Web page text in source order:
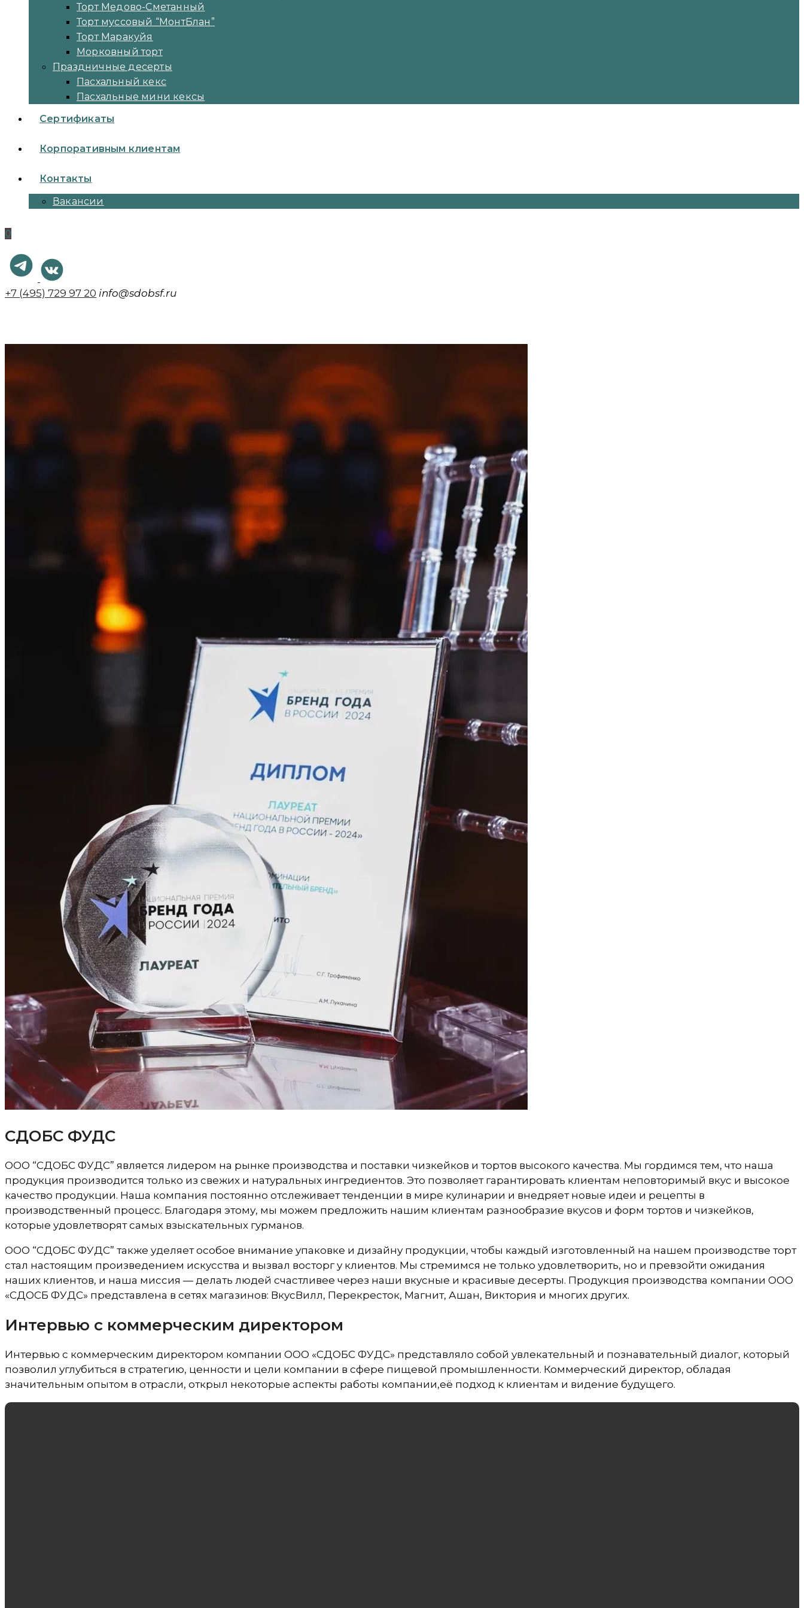
Торт Медово-Сметанный
Торт муссовый “МонтБлан”
Торт Маракуйя
Морковный торт
Праздничные десерты
Пасхальный кекс
Пасхальные мини кексы
Сертификаты
Корпоративным клиентам
Контакты
Вакансии
0
+7 (495) 729 97 20 info@sdobsf.ru
СДОБС ФУДС
ООО “СДОБС ФУДС” является лидером на рынке производства и поставки чизкейков и тортов высокого качества. Мы гордимся тем, что наша
продукция производится только из свежих и натуральных ингредиентов. Это позволяет гарантировать клиентам неповторимый вкус и высокое
качество продукции. Наша компания постоянно отслеживает тенденции в мире кулинарии и внедряет новые идеи и рецепты в
производственный процесс. Благодаря этому, мы можем предложить нашим клиентам разнообразие вкусов и форм тортов и чизкейков,
которые удовлетворят самых взыскательных гурманов.
ООО “СДОБС ФУДС” также уделяет особое внимание упаковке и дизайну продукции, чтобы каждый изготовленный на нашем производстве торт
стал настоящим произведением искусства и вызвал восторг у клиентов. Мы стремимся не только удовлетворить, но и превзойти ожидания
наших клиентов, и наша миссия — делать людей счастливее через наши вкусные и красивые десерты. Продукция производства компании ООО
«СДОСБ ФУДС» представлена в сетях магазинов: ВкусВилл, Перекресток, Магнит, Ашан, Виктория и многих других.
Интервью с коммерческим директором
Интервью с коммерческим директором компании ООО «СДОБС ФУДС» представляло собой увлекательный и познавательный диалог, который
позволил углубиться в стратегию, ценности и цели компании в сфере пищевой промышленности. Коммерческий директор, обладая
значительным опытом в отрасли, открыл некоторые аспекты работы компании,её подход к клиентам и видение будущего.